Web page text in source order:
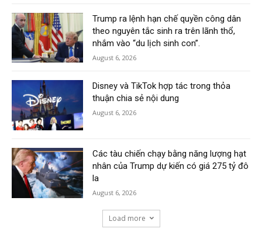
Trump ra lệnh hạn chế quyền công dân
theo nguyên tắc sinh ra trên lãnh thổ,
nhắm vào “du lịch sinh con”.
August 6, 2026
Disney và TikTok hợp tác trong thỏa
thuận chia sẻ nội dung
August 6, 2026
Các tàu chiến chạy bằng năng lượng hạt
nhân của Trump dự kiến có giá 275 tỷ đô
la
August 6, 2026
Load more